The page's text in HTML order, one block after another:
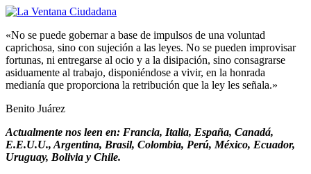
«No se puede gobernar a base de impulsos de una voluntad
caprichosa, sino con sujeción a las leyes. No se pueden improvisar
fortunas, ni entregarse al ocio y a la disipación, sino consagrarse
asiduamente al trabajo, disponiéndose a vivir, en la honrada
medianía que proporciona la retribución que la ley les señala.»
Benito Juárez
Actualmente nos leen en: Francia, Italia, España, Canadá,
E.E.U.U., Argentina, Brasil, Colombia, Perú, México, Ecuador,
Uruguay, Bolivia y Chile.